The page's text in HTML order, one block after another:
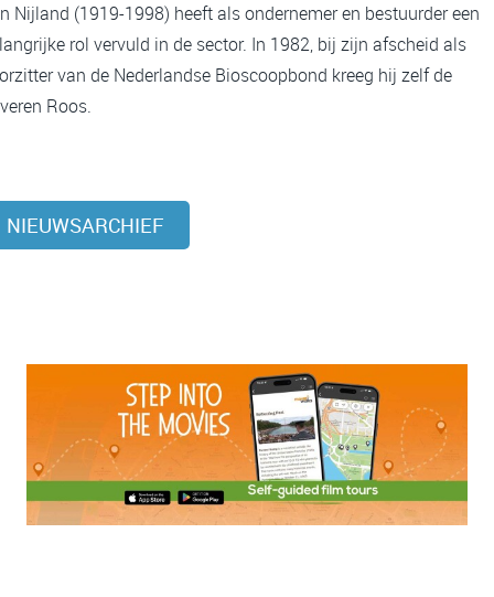
Nijland (1919-1998) heeft als ondernemer en bestuurder een
rol vervuld in de sector. In 1982, bij zijn afscheid als
van de Nederlandse Bioscoopbond kreeg hij zelf de
Roos.
NIEUWSARCHIEF